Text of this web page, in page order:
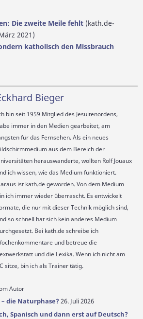
Die zweite Meile fehlt(kath.de-
2021)
katholisch den Missbrauch
Bieger
bin seit 1959 Mitglied des Jesuitenordens,
immer in den Medien gearbeitet, am
für das Fernsehen. Als ein neues
aus dem Bereich der
herauswanderte, wollten Rolf Jouaux
ich wissen, wie das Medium funktioniert.
ist kath.de geworden. Von dem Medium
ich immer wieder überrascht. Es entwickelt
die nur mit dieser Technik möglich sind,
so schnell hat sich kein anderes Medium
Bei kath.de schreibe ich
und betreue die
und die Lexika. Wenn ich nicht am
sitze, bin ich als Trainer tätig.
Autor
die Naturphase?26. Juli 2026
Spanisch und dann erst auf Deutsch?